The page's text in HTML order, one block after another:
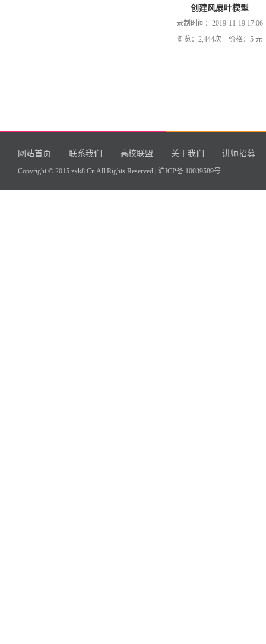
创建风扇叶模型
录制时间：2019-11-19 17:06
浏览：2,444次 价格：5 元
网站首页 联系我们 高校联盟 关于我们 讲师招募
Copyright © 2015 zxk8.Cn All Rights Reserved | 沪ICP备 10039589号